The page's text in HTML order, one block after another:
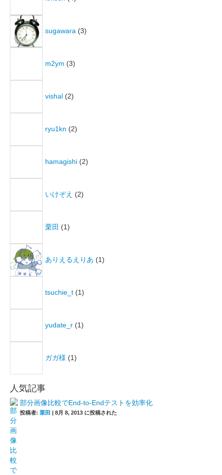
sugawara (3)
m2ym (3)
vishal (2)
ryu1kn (2)
hamagishi (2)
いけぞえ (2)
栗田 (1)
ありえるえりあ (1)
tsuchie_t (1)
yudate_r (1)
ガガ様 (1)
人気記事
部分画像比較でEnd-to-Endテストを効率化
投稿者: 栗田 | 8月 8, 2013 に投稿された